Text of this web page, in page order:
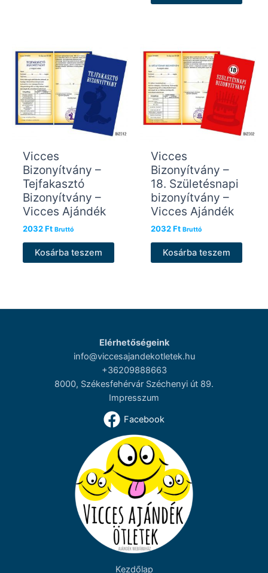
Vicces
Bizonyítvány –
Tejfakasztó
Bizonyítvány –
Vicces Ajándék
2032Ft Bruttó
Kosárba teszem
Vicces
Bizonyítvány –
18. Születésnapi
bizonyítvány –
Vicces Ajándék
2032Ft Bruttó
Kosárba teszem
Elérhetőségeink
info@viccesajandekotletek.hu
+36209888663
8000, Székesfehérvár Széchenyi út 89.
Impresszum
Facebook
Kezdőlap